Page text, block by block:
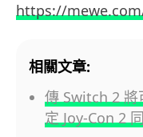
https://
相關文章:
傳 Switch 2
定 Joy-Con 2